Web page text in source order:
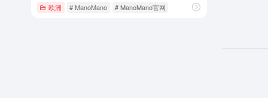
欧洲 # ManoMano # ManoMano官网